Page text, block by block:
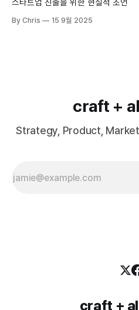
스타트업 진출을 위한 현실적 조언
By Chris 15 9월 2025
craft +
Strategy, Product,
craft +